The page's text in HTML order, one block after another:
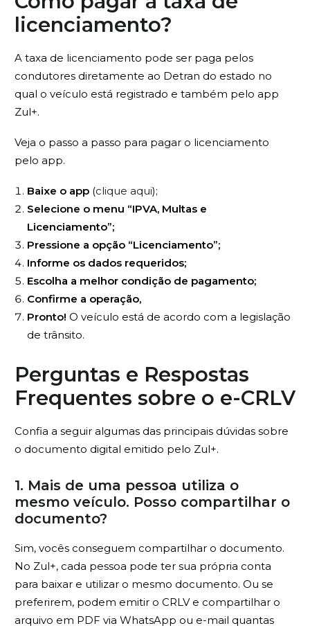
licenciamento?
A taxa de licenciamento pode ser paga pelos
condutores diretamente ao Detran do estado no
qual o veículo está registrado e também pelo app
Zul+.
Veja o passo a passo para pagar o licenciamento
pelo app.
Baixe o app (clique aqui);
Selecione o menu “IPVA, Multas e
Licenciamento”;
Pressione a opção “Licenciamento”;
Informe os dados requeridos;
Escolha a melhor condição de pagamento;
Confirme a operação,
Pronto! O veículo está de acordo com a legislação
de trânsito.
Perguntas e Respostas
Frequentes sobre o e-CRLV
Confia a seguir algumas das principais dúvidas sobre
o documento digital emitido pelo Zul+.
1. Mais de uma pessoa utiliza o
mesmo veículo. Posso compartilhar o
documento?
Sim, vocês conseguem compartilhar o documento.
No Zul+, cada pessoa pode ter sua própria conta
para baixar e utilizar o mesmo documento. Ou se
preferirem, podem emitir o CRLV e compartilhar o
arquivo em PDF via WhatsApp ou e-mail quantas